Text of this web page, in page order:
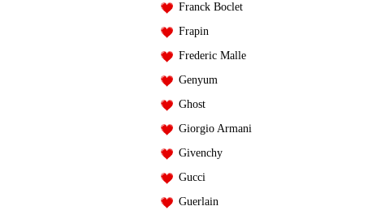
Franck Boclet
Frapin
Frederic Malle
Genyum
Ghost
Giorgio Armani
Givenchy
Gucci
Guerlain